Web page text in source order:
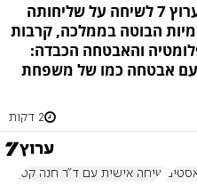
ציפי חוטובלי מתארחת באולפן ערוץ 7 לשיחה על שליחותה
הבוטה בממלכה, קרבות
והאבטחה הכבדה:
עם אבטחה כמו של משפחת
2 דקות
שיחה אישית עם ד"ר חנה קטן